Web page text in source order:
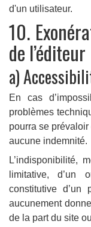
d'un utilisateur.
10.
de l’éditeur
a)
En cas
problèmes
pourra se prévaloir
aucune indemnité.
L’indisponibilité,
limitative, d’un
constitutive d’un
aucunement
de la part du site